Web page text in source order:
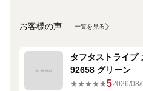
お客様の声 一覧を見る
タフタストライプ
92658 グリーン
★★★★★52026/08/